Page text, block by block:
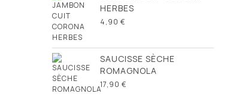
HERBES
4,90 €
SAUCISSE SÈCHE
ROMAGNOLA
17,90 €